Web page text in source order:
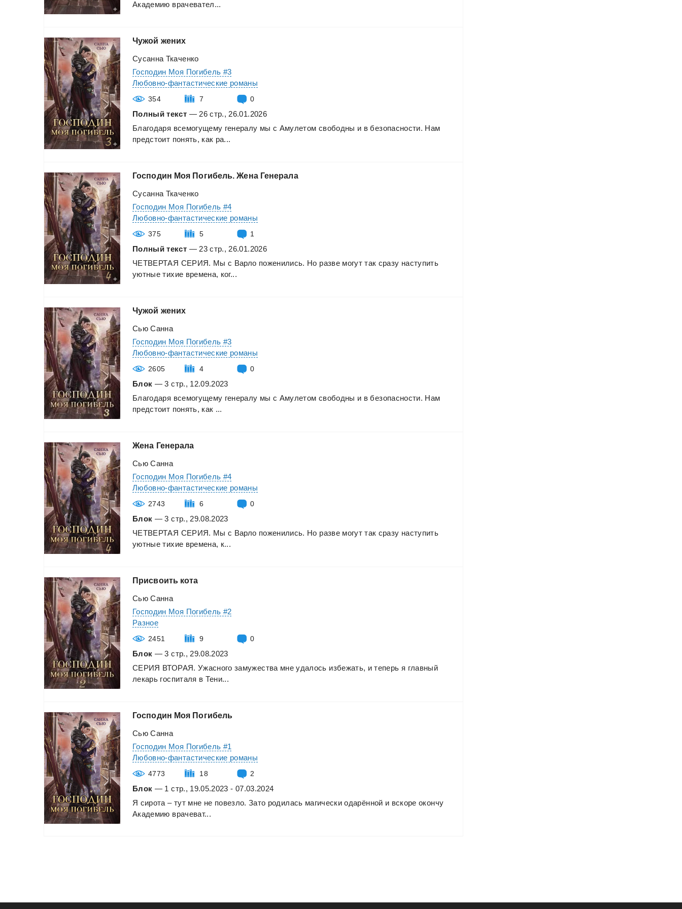
Академию врачевател...
Чужой жених
Сусанна Ткаченко
Господин Моя Погибель #3
Любовно-фантастические романы
354 7 0
Полный текст — 26 стр., 26.01.2026
Благодаря всемогущему генералу мы с Амулетом свободны и в безопасности. Нам
предстоит понять, как ра...
Господин Моя Погибель. Жена Генерала
Сусанна Ткаченко
Господин Моя Погибель #4
Любовно-фантастические романы
375 5 1
Полный текст — 23 стр., 26.01.2026
ЧЕТВЕРТАЯ СЕРИЯ. Мы с Варло поженились. Но разве могут так сразу наступить
уютные тихие времена, ког...
Чужой жених
Сью Санна
Господин Моя Погибель #3
Любовно-фантастические романы
2605 4 0
Блок — 3 стр., 12.09.2023
Благодаря всемогущему генералу мы с Амулетом свободны и в безопасности. Нам
предстоит понять, как ...
Жена Генерала
Сью Санна
Господин Моя Погибель #4
Любовно-фантастические романы
2743 6 0
Блок — 3 стр., 29.08.2023
ЧЕТВЕРТАЯ СЕРИЯ. Мы с Варло поженились. Но разве могут так сразу наступить
уютные тихие времена, к...
Присвоить кота
Сью Санна
Господин Моя Погибель #2
Разное
2451 9 0
Блок — 3 стр., 29.08.2023
СЕРИЯ ВТОРАЯ. Ужасного замужества мне удалось избежать, и теперь я главный
лекарь госпиталя в Тени...
Господин Моя Погибель
Сью Санна
Господин Моя Погибель #1
Любовно-фантастические романы
4773 18 2
Блок — 1 стр., 19.05.2023 - 07.03.2024
Я сирота – тут мне не повезло. Зато родилась магически одарённой и вскоре окончу
Академию врачеват...